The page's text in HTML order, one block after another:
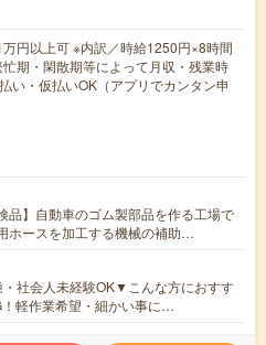
円以上可 ※内訳／時給1250円×8時間
期・閑散期等によって月収・残業時
い・仮払いOK（アプリでカンタン申
品】自動車のゴム製部品を作る工場で
ホースを加工する機械の補助…
社会人未経験OK▼こんな方におすす
軽作業希望・細かい事に…